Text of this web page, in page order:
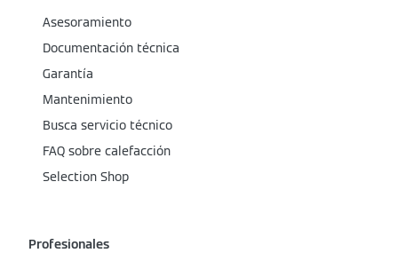
Asesoramiento
Documentación técnica
Garantía
Mantenimiento
Busca servicio técnico
FAQ sobre calefacción
Selection Shop
Profesionales